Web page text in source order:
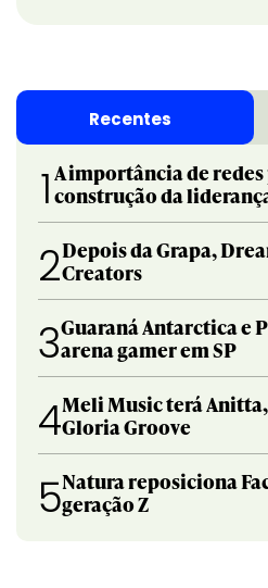
Recentes
1 A importância de redes
construção da
2Depois da Grapa,
Creators
3Guaraná Antarctica e
arena gamer em SP
4Meli Music terá
Gloria Groove
5Natura reposiciona
geração Z